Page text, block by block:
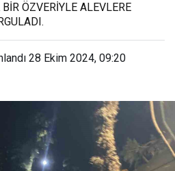
ÖZVERİYLE ALEVLERE
28 Ekim 2024, 09:20